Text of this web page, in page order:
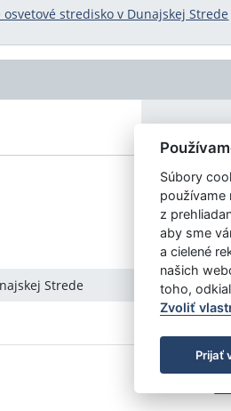
stredisko v Dunajskej Strede
Celková
Strede
Súbory
používame
z
aby sme
a cielené
našich
toho,
Zvoliť
Prijať